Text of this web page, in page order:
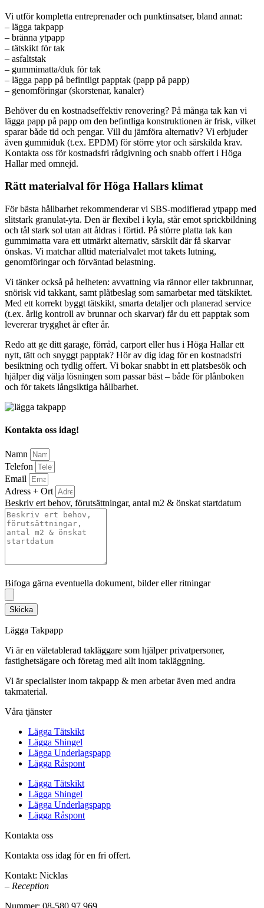
Vi utför kompletta entreprenader och punktinsatser, bland annat:
– lägga takpapp
– bränna ytpapp
– tätskikt för tak
– asfaltstak
– gummimatta/duk för tak
– lägga papp på befintligt papptak (papp på papp)
– genomföringar (skorstenar, kanaler)
Behöver du en kostnadseffektiv renovering? På många tak kan vi
lägga papp på papp om den befintliga konstruktionen är frisk, vilket
sparar både tid och pengar. Vill du jämföra alternativ? Vi erbjuder
även gummiduk (t.ex. EPDM) för större ytor och särskilda krav.
Kontakta oss för kostnadsfri rådgivning och snabb offert i Höga
Hallar med omnejd.
Rätt materialval för Höga Hallars klimat
För bästa hållbarhet rekommenderar vi SBS-modifierad ytpapp med
slitstark granulat-yta. Den är flexibel i kyla, står emot sprickbildning
och tål stark sol utan att åldras i förtid. På större platta tak kan
gummimatta vara ett utmärkt alternativ, särskilt där få skarvar
önskas. Vi matchar alltid materialvalet mot takets lutning,
genomföringar och förväntad belastning.
Vi tänker också på helheten: avvattning via rännor eller takbrunnar,
snörisk vid takkant, samt plåtbeslag som samarbetar med tätskiktet.
Med ett korrekt byggt tätskikt, smarta detaljer och planerad service
(t.ex. årlig kontroll av brunnar och skarvar) får du ett papptak som
levererar trygghet år efter år.
Redo att ge ditt garage, förråd, carport eller hus i Höga Hallar ett
nytt, tätt och snyggt papptak? Hör av dig idag för en kostnadsfri
besiktning och tydlig offert. Vi bokar snabbt in ett platsbesök och
hjälper dig välja lösningen som passar bäst – både för plånboken
och för takets långsiktiga hållbarhet.
Kontakta oss idag!
Namn
Telefon
Email
Adress + Ort
Beskriv ert behov, förutsättningar, antal m2 & önskat startdatum
Bifoga gärna eventuella dokument, bilder eller ritningar
Skicka
Lägga Takpapp
Vi är en väletablerad takläggare som hjälper privatpersoner,
fastighetsägare och företag med allt inom takläggning.
Vi är specialister inom takpapp & men arbetar även med andra
takmaterial.
Våra tjänster
Lägga Tätskikt
Lägga Shingel
Lägga Underlagspapp
Lägga Råspont
Lägga Tätskikt
Lägga Shingel
Lägga Underlagspapp
Lägga Råspont
Kontakta oss
Kontakta oss idag för en fri offert.
Kontakt: Nicklas
– Reception
Nummer: 08-580 97 969